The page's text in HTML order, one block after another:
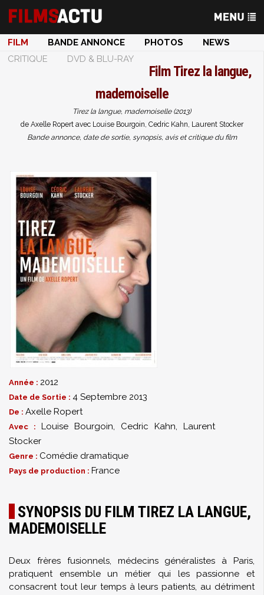
FILM BANDE ANNONCE PHOTOS
NEWS
CRITIQUE
DVD & BLU-RAY
FilmTirez la langue,
mademoiselle
Tirez la langue, mademoiselle (2013)
de Axelle Ropert avec Louise Bourgoin, Cedric Kahn, Laurent Stocker
Bande annonce, date de sortie, synopsis, avis et critique du film
Année : 2012
Date de Sortie : 4 Septembre 2013
De : Axelle Ropert
Avec : Louise Bourgoin, Cedric Kahn, Laurent
Stocker
Genre : Comédie dramatique
Pays de production : France
SYNOPSIS DU FILM TIREZ LA LANGUE,
MADEMOISELLE
Deux frères fusionnels, médecins généralistes à Paris,
pratiquent ensemble un métier qui les passionne et
consacrent tout leur temps à leurs patients, au détriment